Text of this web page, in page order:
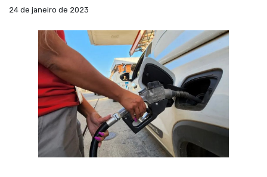
24 de janeiro de 2023